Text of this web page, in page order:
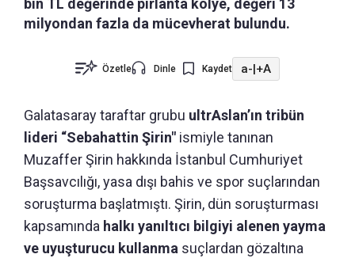
bin TL değerinde pırlanta kolye, değeri 13
milyondan fazla da mücevherat bulundu.
Özetle Dinle Kaydet a-|+A
Galatasaray taraftar grubu ultrAslan’ın tribün
lideri “Sebahattin Şirin" ismiyle tanınan
Muzaffer Şirin hakkında İstanbul Cumhuriyet
Başsavcılığı, yasa dışı bahis ve spor suçlarından
soruşturma başlatmıştı. Şirin, dün soruşturması
kapsamında halkı yanıltıcı bilgiyi alenen yayma
ve uyuşturucu kullanma suçlardan gözaltına